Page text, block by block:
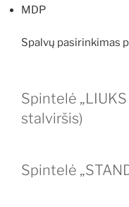
MDP
Spalvų pasirinkimas
Spintelė
stalviršis)
Spintelė